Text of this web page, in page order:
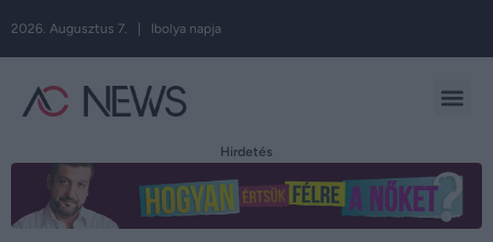
2026. Augusztus 7. | Ibolya napja
Hirdetés